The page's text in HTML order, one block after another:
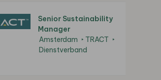
Senior Sustainability
Manager
Amsterdam
TRACT
Dienstverband